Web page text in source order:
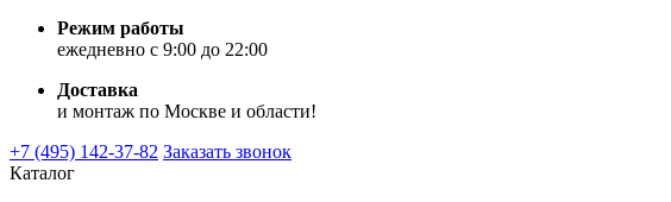
Режим работы
ежедневно с 9:00 до 22:00
Доставка
и монтаж по Москве и области!
+7 (495) 142-37-82 Заказать звонок
Каталог